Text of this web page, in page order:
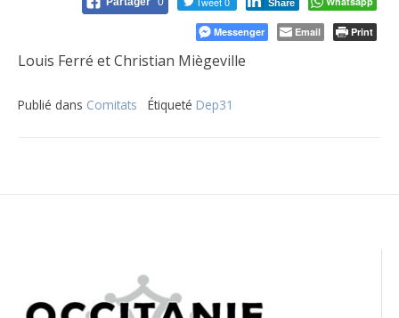
Share
Messenger Email Print
Louis Ferré et Christian Miègeville
Publié dans Comitats Étiqueté Dep31